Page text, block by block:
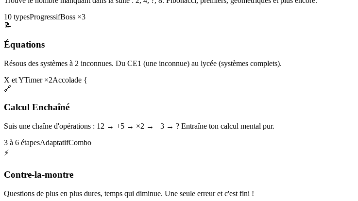
10 typesProgressifBoss ×3
📝
Équations
Résous des systèmes à 2 inconnues. Du CE1 (une inconnue) au lycée (systèmes complets).
X et YTimer ×2Accolade {
🔗
Calcul Enchaîné
Suis une chaîne d'opérations : 12 → +5 → ×2 → −3 → ? Entraîne ton calcul mental pur.
3 à 6 étapesAdaptatifCombo
⚡
Contre-la-montre
Questions de plus en plus dures, temps qui diminue. Une seule erreur et c'est fini !